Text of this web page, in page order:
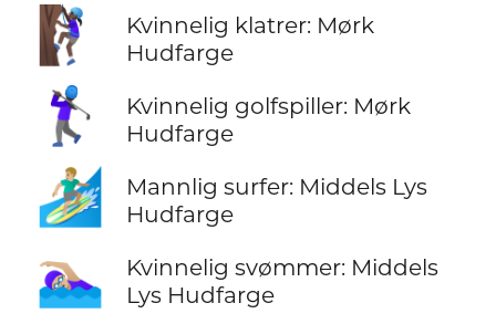
🧗🏿‍♀️
Kvinnelig klatrer: Mørk
Hudfarge
🏌🏿‍♀️
Kvinnelig golfspiller: Mørk
Hudfarge
🏄🏼‍♂️
Mannlig surfer: Middels Lys
Hudfarge
🏊🏼‍♀️
Kvinnelig svømmer: Middels
Lys Hudfarge